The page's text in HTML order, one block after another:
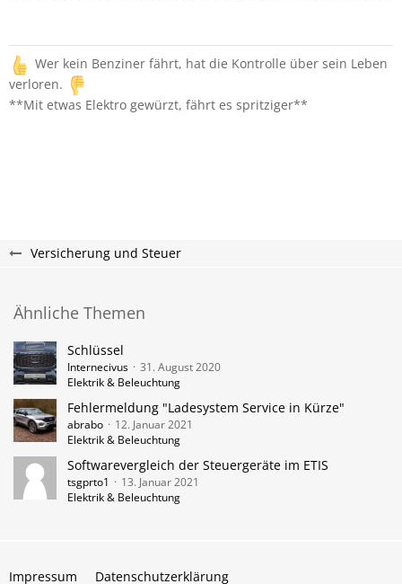
Wer kein Benziner fährt, hat die Kontrolle über sein Leben
verloren.
**Mit etwas Elektro gewürzt, fährt es spritziger**
Versicherung und Steuer
Ähnliche Themen
Schlüssel
Internecivus
31. August 2020
Elektrik & Beleuchtung
Fehlermeldung "Ladesystem Service in Kürze"
abrabo
12. Januar 2021
Elektrik & Beleuchtung
Softwarevergleich der Steuergeräte im ETIS
tsgprto1
13. Januar 2021
Elektrik & Beleuchtung
Impressum Datenschutzerklärung